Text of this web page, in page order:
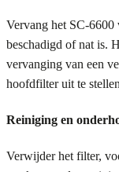
Vervang het SC-
beschadigd of nat is.
vervanging van een
hoofdfilter uit te
Reiniging en
Verwijder het filter,